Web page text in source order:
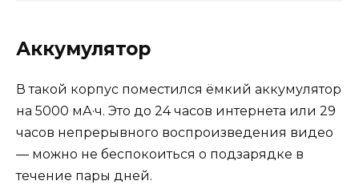
Аккумулятор
В такой корпус поместился ёмкий аккумулятор
на 5000 мА·ч. Это до 24 часов интернета или 29
часов непрерывного воспроизведения видео
— можно не беспокоиться о подзарядке в
течение пары дней.